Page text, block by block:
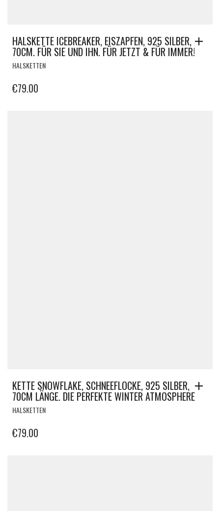
HALSKETTE ICEBREAKER, EISZAPFEN, 925 SILBER,
70CM. FÜR SIE UND IHN. FÜR JETZT & FÜR IMMER!
HALSKETTEN
€79.00
KETTE SNOWFLAKE, SCHNEEFLOCKE, 925 SILBER,
70CM LÄNGE. DIE PERFEKTE WINTER ATMOSPHERE
HALSKETTEN
€79.00